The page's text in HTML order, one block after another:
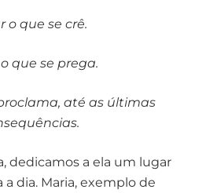
o que se crê.
que se prega.
até as últimas
dedicamos a ela um lugar
dia. Maria, exemplo de